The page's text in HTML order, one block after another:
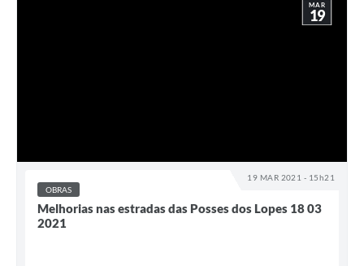
19 MAR 2021 - 15h21
MAR
19
OBRAS
Melhorias nas estradas das Posses dos Lopes 18 03
2021